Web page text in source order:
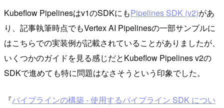
Kubeflow Pipelinesはv1のSDKにもPipelines SDK (v2)があ
り、記事執筆時点でもVertex AI Pipelinesの一部サンプルに
はこちらでの実装例が記載されていることがありましたが、
いくつかのガイドを見る感じだとKubeflow Pipelines v2の
SDKで進めても特に問題はなさそうという印象でした。
『パイプラインの構築 - 使用するパイプライン SDK につい